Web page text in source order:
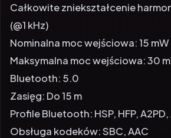
Całkowite zniekształcenie
(@1 kHz)
Nominalna moc wejściowa: 15 mW
Maksymalna moc wejściowa: 30
Bluetooth: 5.0
Zasięg: Do 15 m
Profile Bluetooth: HSP, HFP, A2PD,
Obsługa kodeków: SBC, AAC